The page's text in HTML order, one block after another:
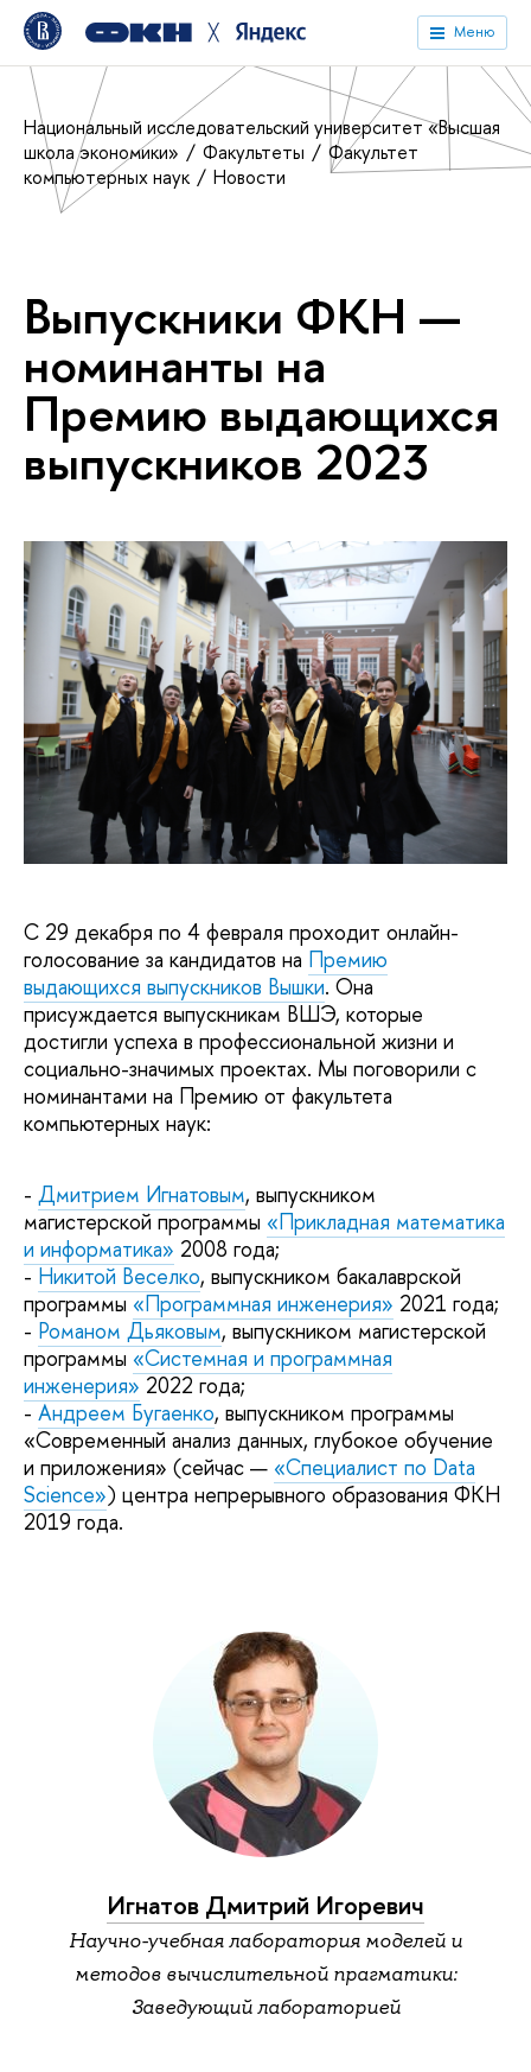
╳ Меню
Национальный исследовательский университет «Высшая
школа экономики»
Факультеты
Факультет
компьютерных наук
Новости
Выпускники ФКН —
номинанты на
Премию выдающихся
выпускников 2023
С 29 декабря по 4 февраля проходит онлайн-
голосование за кандидатов на Премию
выдающихся выпускников Вышки. Она
присуждается выпускникам ВШЭ, которые
достигли успеха в профессиональной жизни и
социально-значимых проектах. Мы поговорили с
номинантами на Премию от факультета
компьютерных наук:
- Дмитрием Игнатовым, выпускником
магистерской программы «Прикладная математика
и информатика» 2008 года;
- Никитой Веселко, выпускником бакалаврской
программы «Программная инженерия» 2021 года;
- Романом Дьяковым, выпускником магистерской
программы «Системная и программная
инженерия» 2022 года;
- Андреем Бугаенко, выпускником программы
«Современный анализ данных, глубокое обучение
и приложения» (сейчас — «Специалист по Data
Science») центра непрерывного образования ФКН
2019 года.
Игнатов Дмитрий Игоревич
Научно-учебная лаборатория моделей и
методов вычислительной прагматики:
Заведующий лабораторией